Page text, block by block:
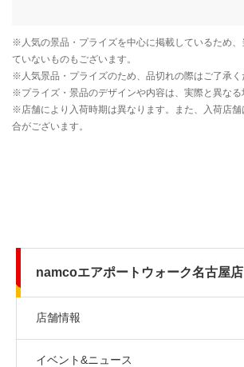
namcoエアポートウォーク名古屋店
店舗情報
イベント&ニュース